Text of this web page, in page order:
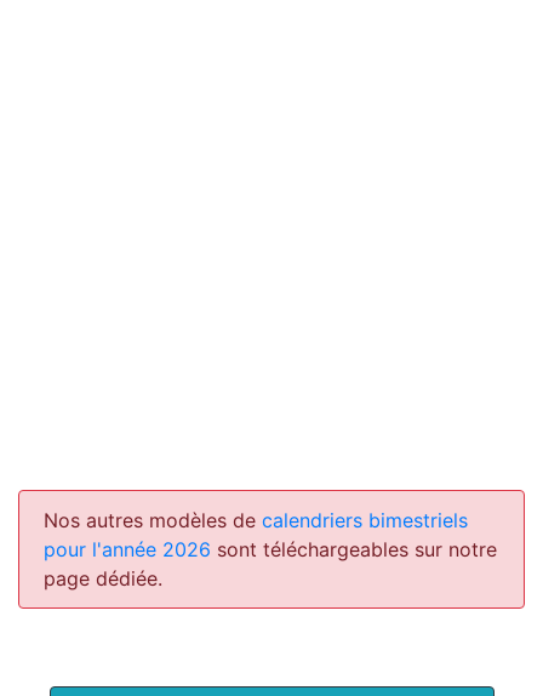
Nos autres modèles de calendriers bimestriels
pour l'année 2026 sont téléchargeables sur notre
page dédiée.